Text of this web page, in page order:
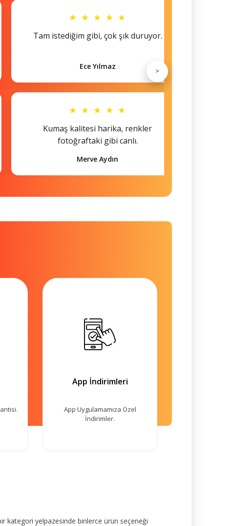
★ ★ ★ ★ ★
Tam istediğim gibi, çok şık duruyor.
Ece Yılmaz
★ ★ ★ ★ ★
Kumaş kalitesi harika, renkler
fotoğraftaki gibi canlı.
Merve Aydın
>
App İndirimleri
App Uygulamamıza Özel
İndirimler.
kategori yelpazesinde binlerce ürün seçeneği